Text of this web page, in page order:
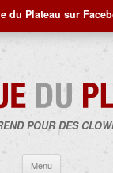
du Plateau sur
POUR DES
Menu